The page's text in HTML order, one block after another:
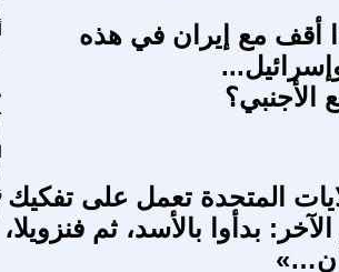
أقف مع إيران في هذه
الأجنبي؟
المتحدة تعمل على تفكيك
بدأوا بالأسد، ثم فنزويلا،